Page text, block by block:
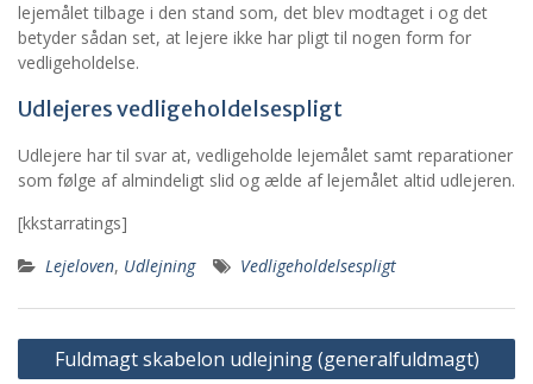
lejemålet tilbage i den stand som, det blev modtaget i og det
betyder sådan set, at lejere ikke har pligt til nogen form for
vedligeholdelse.
Udlejeres vedligeholdelsespligt
Udlejere har til svar at, vedligeholde lejemålet samt reparationer
som følge af almindeligt slid og ælde af lejemålet altid udlejeren.
[kkstarratings]
Lejeloven, Udlejning Vedligeholdelsespligt
Indlægsnavigation
Fuldmagt skabelon udlejning (generalfuldmagt)